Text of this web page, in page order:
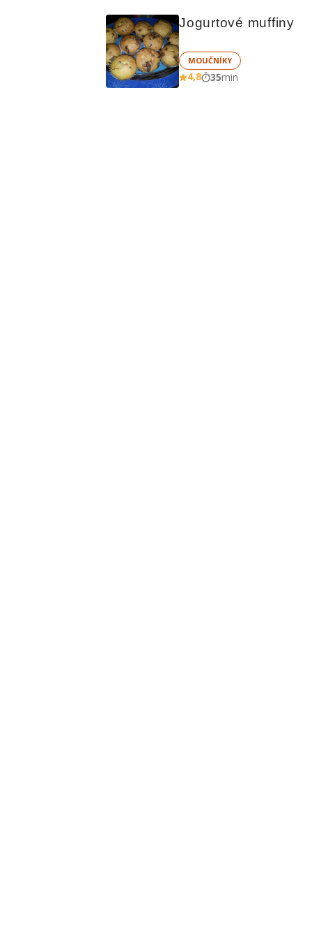
Jogurtové muffiny
MOUČNÍKY
4,8 35min